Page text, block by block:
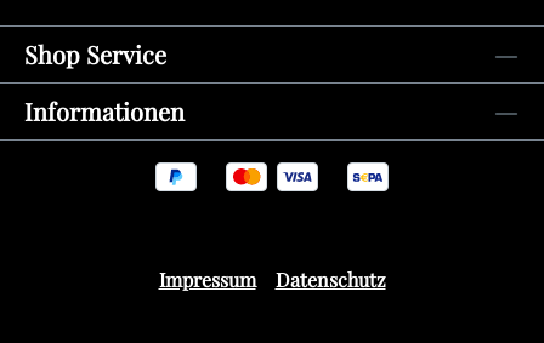
Shop Service
Informationen
Impressum Datenschutz